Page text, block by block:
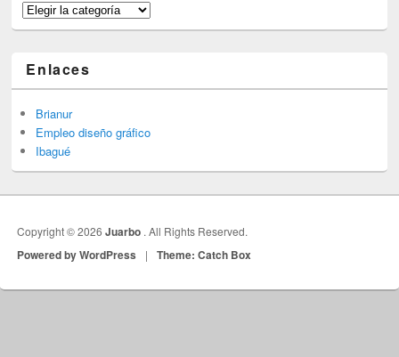
Categorías
Enlaces
Brianur
Empleo diseño gráfico
Ibagué
Copyright © 2026Juarbo . All Rights Reserved.
Powered by WordPress | Theme: Catch Box